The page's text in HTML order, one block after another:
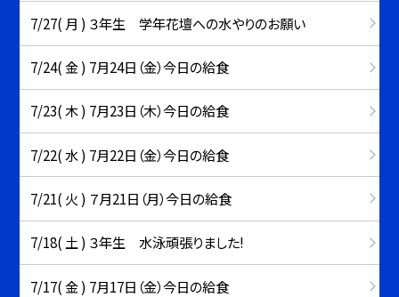
7/27( 月 ) ３年生 学年花壇への水やりのお願い
7/24( 金 ) 7月24日（金）今日の給食
7/23( 木 ) 7月23日（木）今日の給食
7/22( 水 ) 7月22日（金）今日の給食
7/21( 火 ) ７月21日（月）今日の給食
7/18( 土 ) ３年生 水泳頑張りました!
7/17( 金 ) 7月17日（金）今日の給食